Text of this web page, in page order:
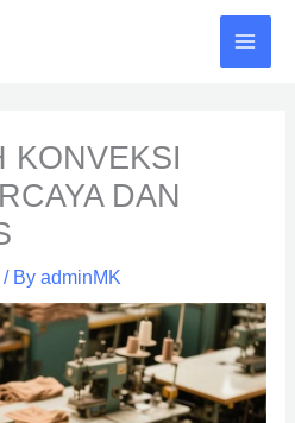
KONVEKSI
DAN
/ By adminMK